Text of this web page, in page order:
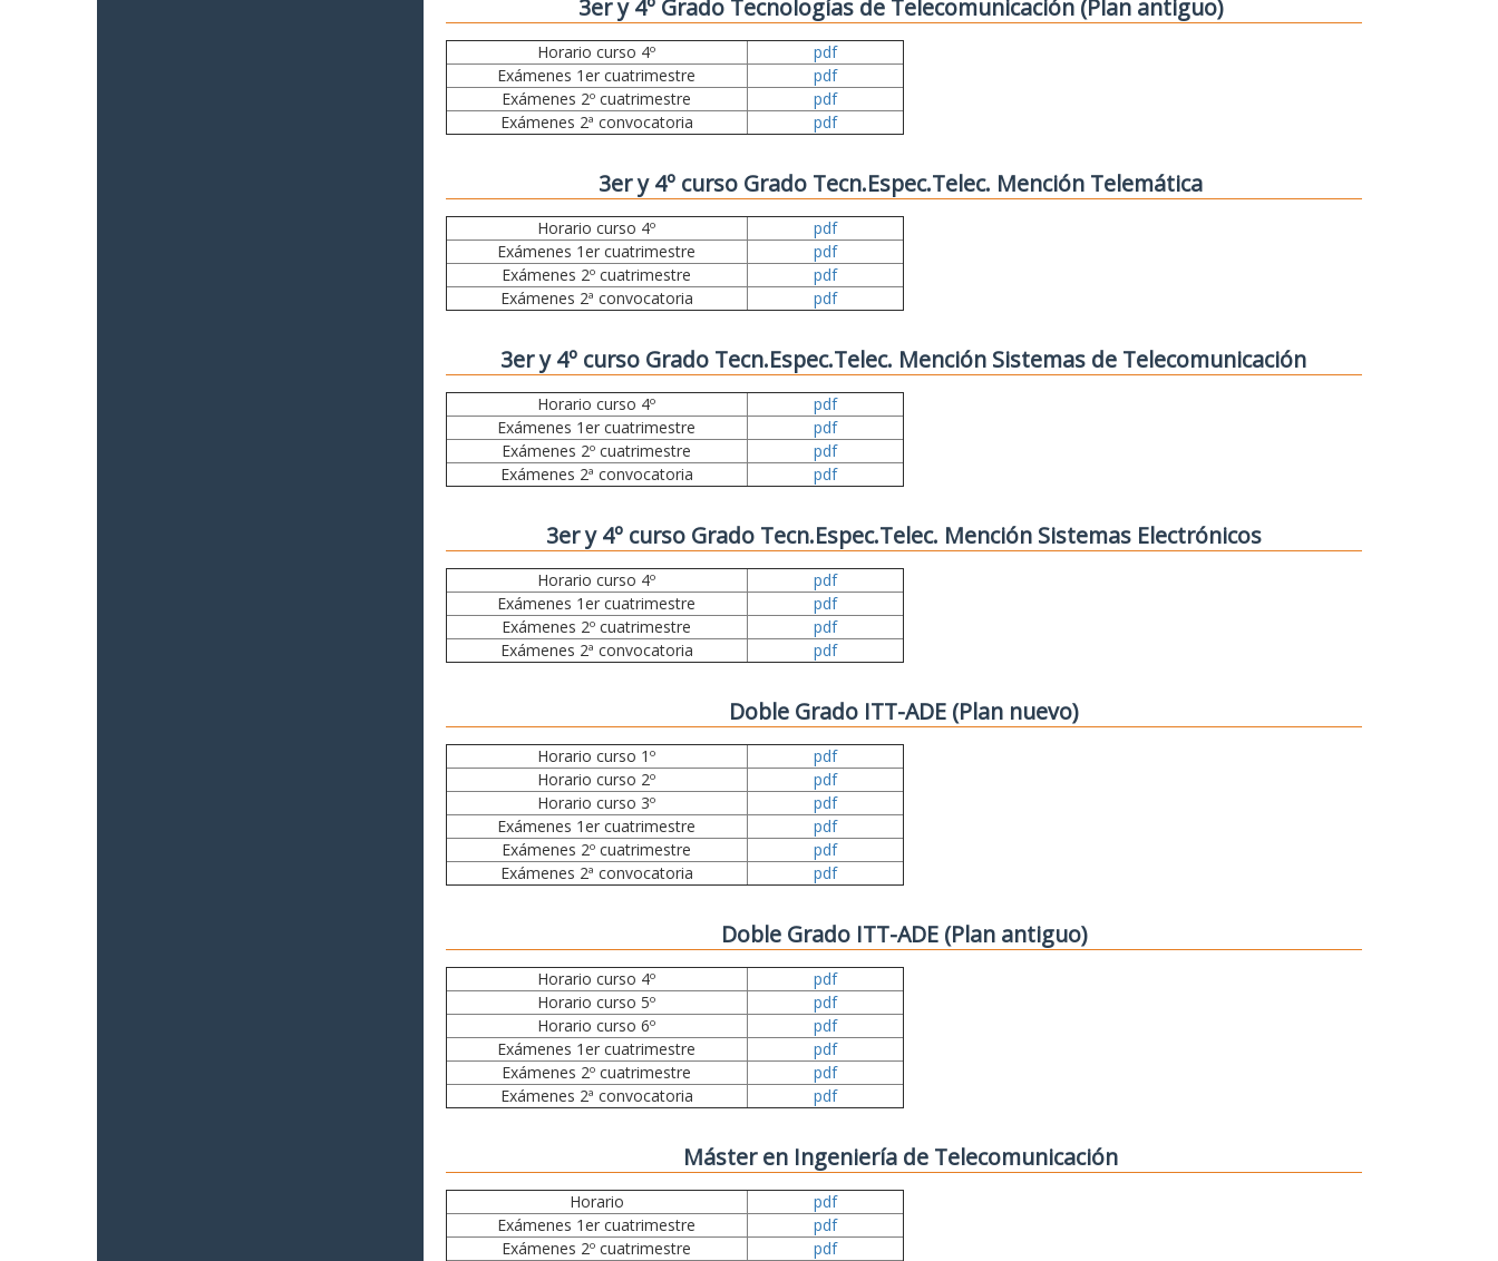
3er y 4º Grado Tecnologías de Telecomunicación (Plan antiguo)
Horario curso 4º
pdf
Exámenes 1er cuatrimestre
pdf
Exámenes 2º cuatrimestre
pdf
Exámenes 2ª convocatoria
pdf
3er y 4º curso Grado Tecn.Espec.Telec. Mención Telemática
Horario curso 4º
pdf
Exámenes 1er cuatrimestre
pdf
Exámenes 2º cuatrimestre
pdf
Exámenes 2ª convocatoria
pdf
3er y 4º curso Grado Tecn.Espec.Telec. Mención Sistemas de Telecomunicación
Horario curso 4º
pdf
Exámenes 1er cuatrimestre
pdf
Exámenes 2º cuatrimestre
pdf
Exámenes 2ª convocatoria
pdf
3er y 4º curso Grado Tecn.Espec.Telec. Mención Sistemas Electrónicos
Horario curso 4º
pdf
Exámenes 1er cuatrimestre
pdf
Exámenes 2º cuatrimestre
pdf
Exámenes 2ª convocatoria
pdf
Doble Grado ITT-ADE (Plan nuevo)
Horario curso 1º
pdf
Horario curso 2º
pdf
Horario curso 3º
pdf
Exámenes 1er cuatrimestre
pdf
Exámenes 2º cuatrimestre
pdf
Exámenes 2ª convocatoria
pdf
Doble Grado ITT-ADE (Plan antiguo)
Horario curso 4º
pdf
Horario curso 5º
pdf
Horario curso 6º
pdf
Exámenes 1er cuatrimestre
pdf
Exámenes 2º cuatrimestre
pdf
Exámenes 2ª convocatoria
pdf
Máster en Ingeniería de Telecomunicación
Horario
pdf
Exámenes 1er cuatrimestre
pdf
Exámenes 2º cuatrimestre
pdf